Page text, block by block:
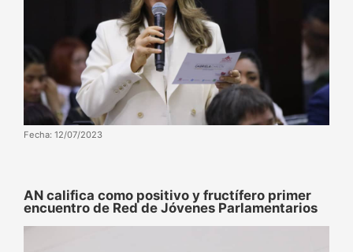
Fecha: 12/07/2023
AN califica como positivo y fructífero primer
encuentro de Red de Jóvenes Parlamentarios